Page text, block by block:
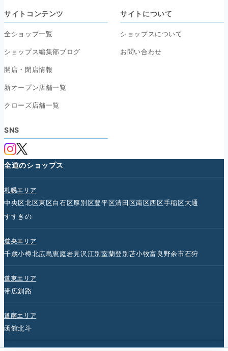
サイトコンテンツ
全ショップ一覧
ショップス編集部ブログ
開店・閉店情報
新オープン店舗一覧
クローズ店舗一覧
サイトについて
ショップスについて
お問い合わせ
SNS
全道のショップス
札幌エリア
中央区北区東区白石区厚別区豊平区清田区南区西区手稲区大通
すすきの
道央エリア
千歳小樽北広島恵庭岩見沢江別室蘭登別苫小牧富良野余市石狩
道東エリア
帯広釧路
道南エリア
函館北斗